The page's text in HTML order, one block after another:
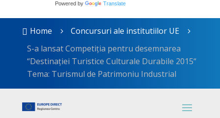
Powered by Translate
 Home 5 Concursuri ale institutiilor UE 5
S-a lansat Competiţia pentru desemnarea
“Destinaţiei Turistice Culturale Durabile 2015“
Tema: Turismul de Patrimoniu Industrial